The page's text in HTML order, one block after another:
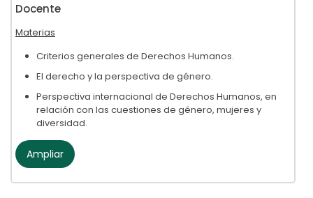
Docente
Materias
Criterios generales de Derechos Humanos.
El derecho y la perspectiva de género.
Perspectiva internacional de Derechos Humanos, en
relación con las cuestiones de género, mujeres y
diversidad.
Ampliar